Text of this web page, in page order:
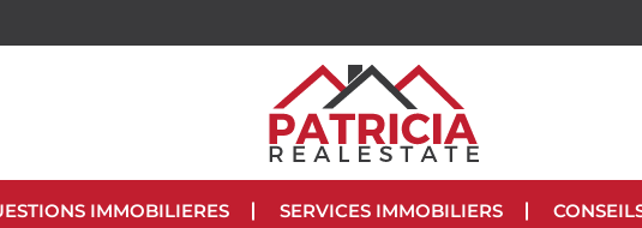
IMMOBILIERES SERVICES IMMOBILIERS